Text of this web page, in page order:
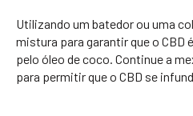
Utilizando um batedor ou uma
mistura para garantir que o
pelo óleo de coco. Continue a
para permitir que o CBD se